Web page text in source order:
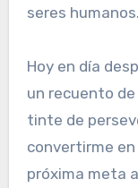
seres humanos.
Hoy en día
un recuento
tinte de
convertirme
próxima meta